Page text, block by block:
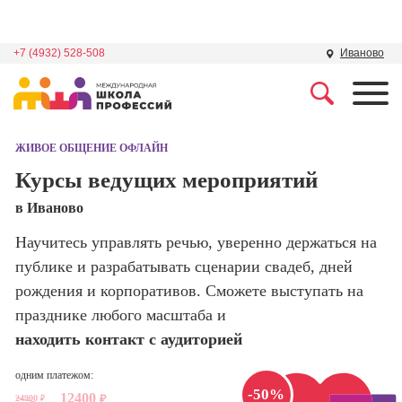
+7 (4932) 528-508 Иваново
Школа дизайна
программирования
Школа психологии
Школа актерского
Специалист по
поисковой
продвижение
сайтов)
Профессия
Менеджер по
ЖИВОЕ ОБЩЕНИЕ ОФЛАЙН
Курсы ведущих мероприятий
в Иваново
Научитесь управлять речью, уверенно держаться на
публике и разрабатывать сценарии свадеб, дней
рождения и корпоративов. Сможете выступать на
празднике любого масштаба и
находить контакт с аудиторией
-50%
одним платежом:
24900 ₽ 12400 ₽